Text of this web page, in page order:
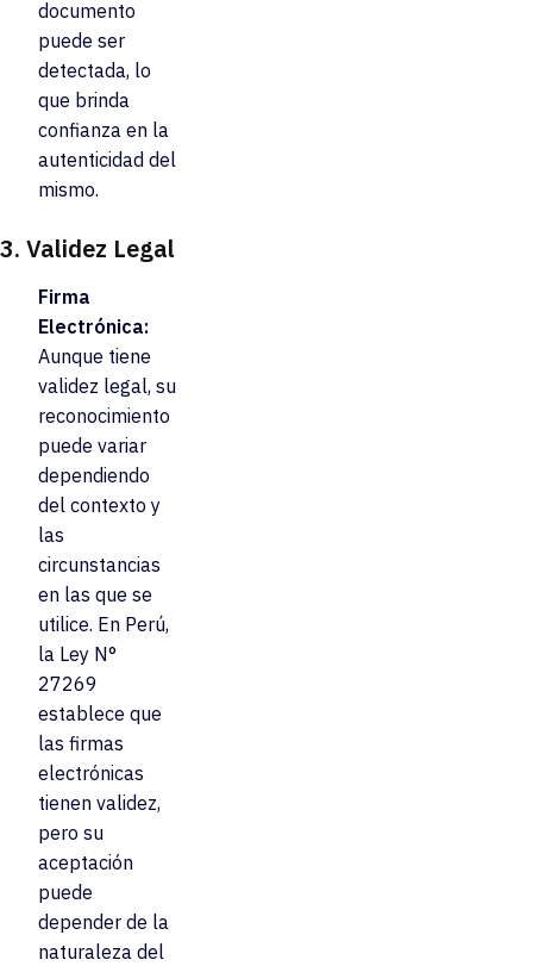
documento
puede ser
detectada, lo
que brinda
confianza en la
autenticidad del
mismo.
3. Validez Legal
Firma
Electrónica:
Aunque tiene
validez legal, su
reconocimiento
puede variar
dependiendo
del contexto y
las
circunstancias
en las que se
utilice. En Perú,
la Ley N°
27269
establece que
las firmas
electrónicas
tienen validez,
pero su
aceptación
puede
depender de la
naturaleza del